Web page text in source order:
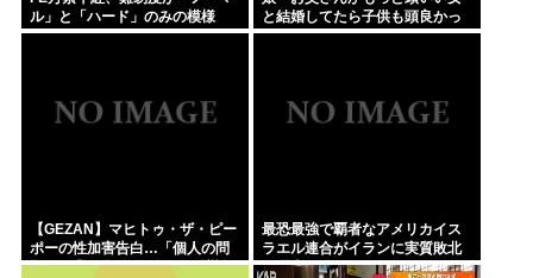
ル」と「ハード」のみの模様
と結婚してたら子供も頭良かっ
たよ。頭悪いクソ女と結婚して
【GEZAN】マヒトゥ・ザ・ピー
ポーの性加害告白…「個人の問
題か、業界全体の問題か」議論
最恐最強で覇者なアメリカイス
ラエル連合がイランに実質敗北
な理由、分からない